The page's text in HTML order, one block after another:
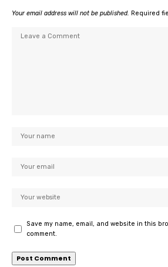
Your email address will not be published. Required
Save my name, email, and website in this
comment.